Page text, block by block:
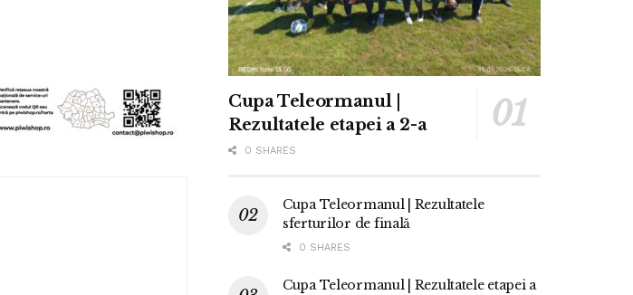
Cupa Teleormanul |
Rezultatele etapei a 2-a
0 SHARES
Cupa Teleormanul | Rezultatele
sferturilor de finală
0 SHARES
Cupa Teleormanul | Rezultatele etapei a